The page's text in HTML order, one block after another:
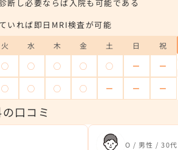
断し必要ならば入院も可能である
いれば即日MRI検査が可能
火 水 木 金 土 日 祝
◯ ◯ ◯ ◯ ◯ ー ー
◯ ◯ ◯ ◯ ー ー ー
口コミ
O / 男性 / 30代